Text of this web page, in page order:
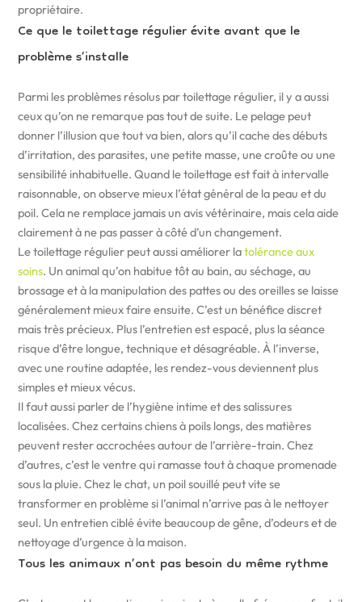
propriétaire.
Ce que le toilettage régulier évite avant que le
problème s’installe
Parmi les problèmes résolus par toilettage régulier, il y a aussi
ceux qu’on ne remarque pas tout de suite. Le pelage peut
donner l’illusion que tout va bien, alors qu’il cache des débuts
d’irritation, des parasites, une petite masse, une croûte ou une
sensibilité inhabituelle. Quand le toilettage est fait à intervalle
raisonnable, on observe mieux l’état général de la peau et du
poil. Cela ne remplace jamais un avis vétérinaire, mais cela aide
clairement à ne pas passer à côté d’un changement.
Le toilettage régulier peut aussi améliorer latolérance aux
soins. Un animal qu’on habitue tôt au bain, au séchage, au
brossage et à la manipulation des pattes ou des oreilles se laisse
généralement mieux faire ensuite. C’est un bénéfice discret
mais très précieux. Plus l’entretien est espacé, plus la séance
risque d’être longue, technique et désagréable. À l’inverse,
avec une routine adaptée, les rendez-vous deviennent plus
simples et mieux vécus.
Il faut aussi parler de l’hygiène intime et des salissures
localisées. Chez certains chiens à poils longs, des matières
peuvent rester accrochées autour de l’arrière-train. Chez
d’autres, c’est le ventre qui ramasse tout à chaque promenade
sous la pluie. Chez le chat, un poil souillé peut vite se
transformer en problème si l’animal n’arrive pas à le nettoyer
seul. Un entretien ciblé évite beaucoup de gêne, d’odeurs et de
nettoyage d’urgence à la maison.
Tous les animaux n’ont pas besoin du même rythme